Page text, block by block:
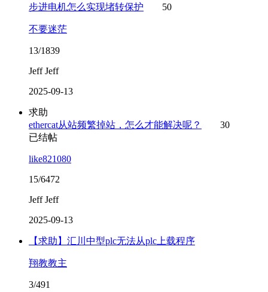
步进电机怎么实现堵转保护
50
不要迷茫
13/1839
Jeff Jeff
2025-09-13
求助
ethercat从站频繁掉站，怎么才能解决呢？
30
已结帖
like821080
15/6472
Jeff Jeff
2025-09-13
【求助】汇川中型plc无法从plc上载程序
翔教教主
3/491